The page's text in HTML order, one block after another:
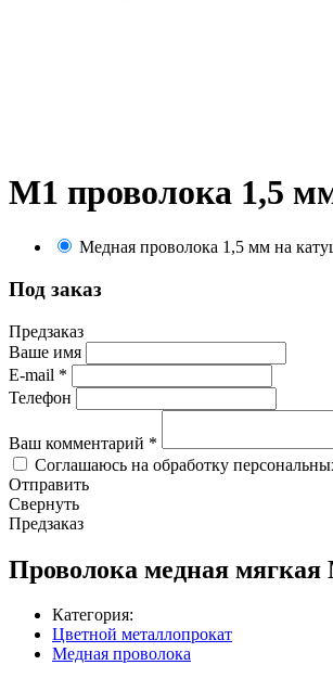
М1 проволока 1,5
Медная проволока 1,5 мм на
Под заказ
Предзаказ
Ваше имя
E-mail *
Телефон
Ваш комментарий *
Соглашаюсь на обработку
Отправить
Свернуть
Предзаказ
Проволока медная
Категория:
Цветной металлопрокат
Медная проволока